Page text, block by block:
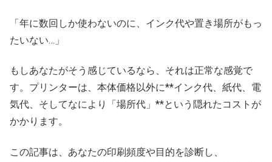
「年に数回しか使わないのに、インク代や置き場所がもっ
たいない…」
もしあなたがそう感じているなら、それは正常な感覚で
す。プリンターは、本体価格以外に**インク代、紙代、電
気代、そしてなにより「場所代」**という隠れたコストが
かかります。
この記事は、あなたの印刷頻度や目的を診断し、